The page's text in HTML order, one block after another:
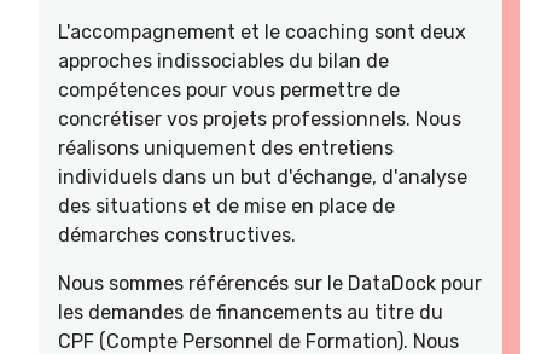
L'accompagnement et le coaching sont deux
approches indissociables du bilan de
compétences pour vous permettre de
concrétiser vos projets professionnels. Nous
réalisons uniquement des entretiens
individuels dans un but d'échange, d'analyse
des situations et de mise en place de
démarches constructives.
Nous sommes référencés sur le DataDock pour
les demandes de financements au titre du
CPF (Compte Personnel de Formation). Nous